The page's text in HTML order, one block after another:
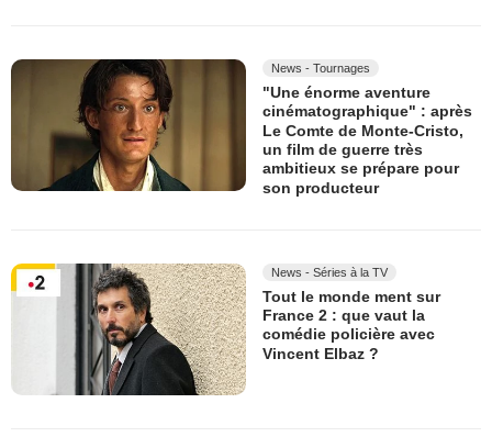
News - Tournages
"Une énorme aventure
cinématographique" : après
Le Comte de Monte-Cristo,
un film de guerre très
ambitieux se prépare pour
son producteur
News - Séries à la TV
Tout le monde ment sur
France 2 : que vaut la
comédie policière avec
Vincent Elbaz ?